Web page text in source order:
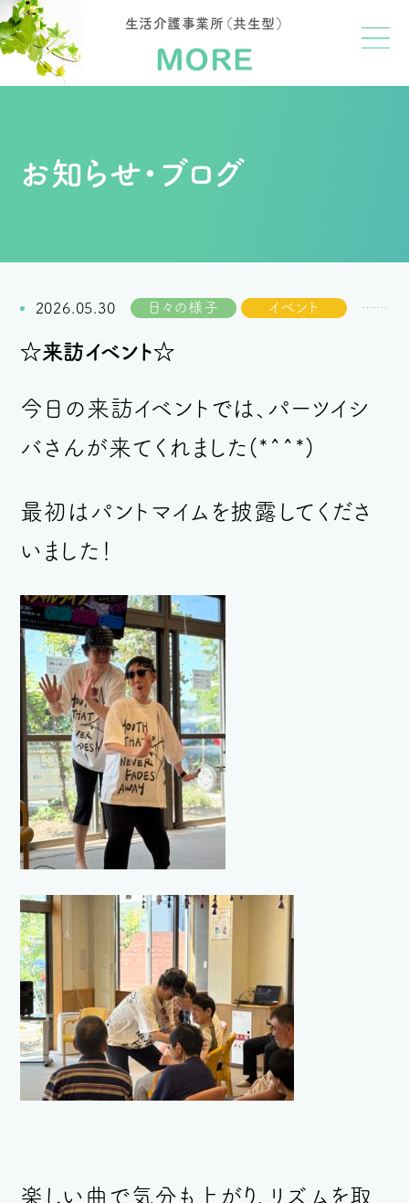
生活介護事業所（共生型）
お知らせ・ブログ
2026.05.30 日々の様子 イベント
☆来訪イベント☆
今日の来訪イベントでは、パーツイシ
バさんが来てくれました(*^^*)
最初はパントマイムを披露してくださ
いました！
楽しい曲で気分も上がり、
リズムを取